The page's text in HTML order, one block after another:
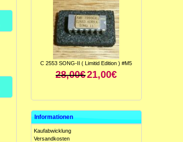
C 2553 SONG-II ( Limitid Edition ) #M5
28,00€21,00€
Informationen
Kaufabwicklung
Versandkosten